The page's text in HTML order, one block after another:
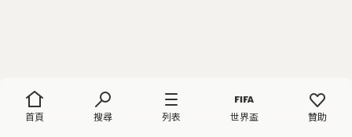
首頁 搜尋 列表 世界盃 贊助